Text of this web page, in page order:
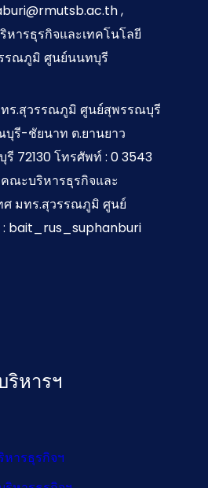
,
ารธุรกิจและเทคโนโลยี
รณภูมิ ศูนย์นนทบุรี
ร.สุวรรณภูมิ ศูนย์สุพรรณบุรี
บุรี-ชัยนาท ต.ยานยาว
72130 โทรศัพท์ : 0 3543
ณะบริหารธุรกิจและ
ศ มทร.สุวรรณภูมิ ศูนย์
: bait_rus_suphanburi
ริหารฯ
ารธุรกิจฯ